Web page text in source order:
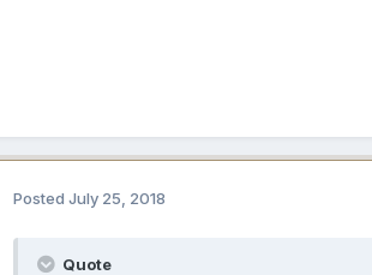
Posted July 25, 2018
Quote